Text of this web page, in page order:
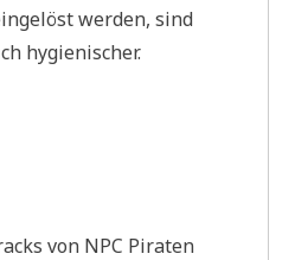
werden, sind
hygienischer.
von NPC Piraten